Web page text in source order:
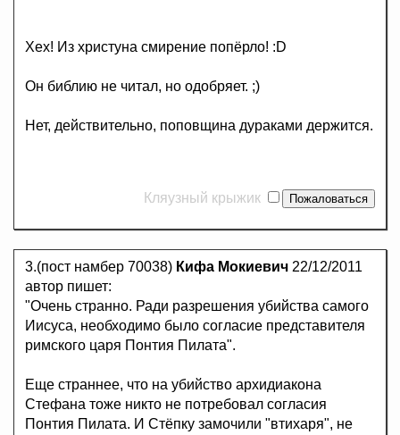
Хех! Из христуна смирение попёрло! :D
Он библию не читал, но одобряет. ;)
Нет, действительно, поповщина дураками держится.
Кляузный крыжик
3.(пост намбер 70038) Кифа Мокиевич 22/12/2011
автор пишет:
"Очень странно. Ради разрешения убийства самого
Иисуса, необходимо было согласие представителя
римского царя Понтия Пилата".
Еще страннее, что на убийство архидиакона
Стефана тоже никто не потребовал согласия
Понтия Пилата. И Стёпку замочили "втихаря", не